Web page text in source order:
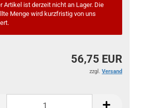
Artikel ist derzeit nicht an Lager. Die
Menge wird kurzfristig von uns
56,75 EUR
zzgl. Versand